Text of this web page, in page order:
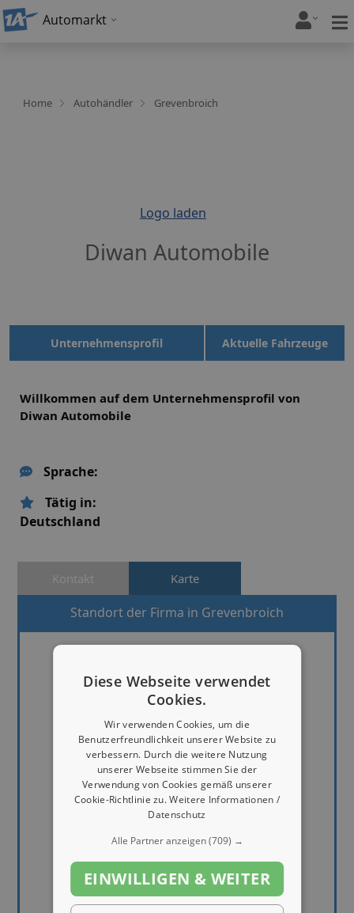
Automarkt
Home Autohändler Grevenbroich
Logo laden
Diwan Automobile
Unternehmensprofil Aktuelle Fahrzeuge
Willkommen auf dem Unternehmensprofil von
Diwan Automobile
Sprache:
Tätig in:
Deutschland
Kontakt Karte
Standort der Firma in Grevenbroich
Diese Webseite verwendet
Cookies.
Wir verwenden Cookies, um die
Benutzerfreundlichkeit unserer Website zu
verbessern. Durch die weitere Nutzung
unserer Webseite stimmen Sie der
Verwendung von Cookies gemäß unserer
Cookie-Richtlinie zu.Weitere Informationen /
Datenschutz
Alle Partner anzeigen(709) →
EINWILLIGEN & WEITER